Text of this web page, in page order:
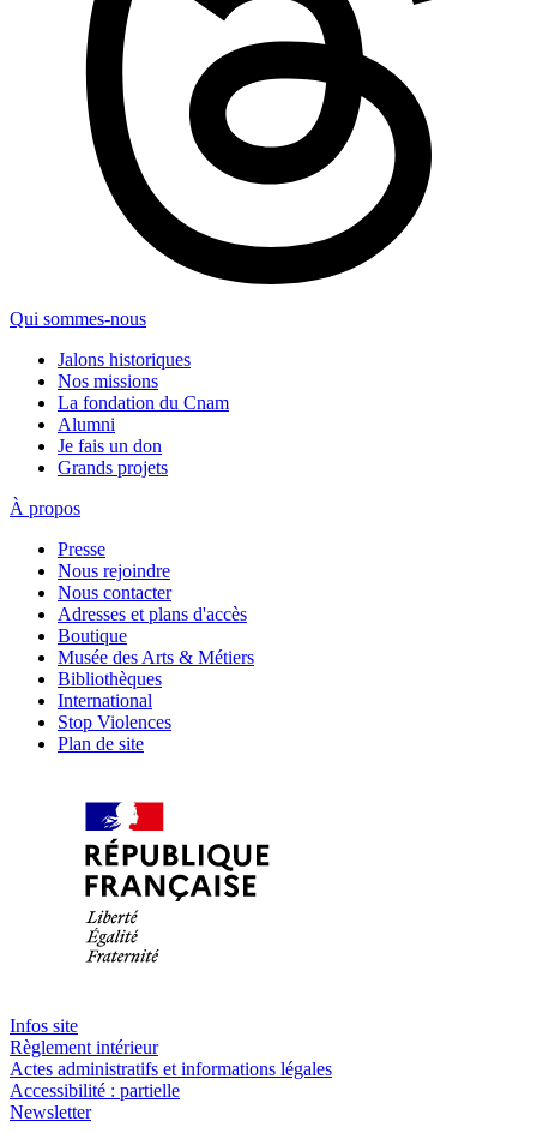
Qui sommes-nous
Jalons historiques
Nos missions
La fondation du Cnam
Alumni
Je fais un don
Grands projets
À propos
Presse
Nous rejoindre
Nous contacter
Adresses et plans d'accès
Boutique
Musée des Arts & Métiers
Bibliothèques
International
Stop Violences
Plan de site
Infos site
Règlement intérieur
Actes administratifs et informations légales
Accessibilité : partielle
Newsletter